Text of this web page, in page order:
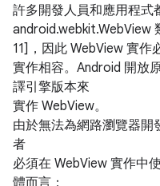
許多開發人員和應用程式
android.webkit.WebView
11]，因此 WebView 實作
實作相容。Android 開放
譯引擎版本來
實作 WebView。
由於無法為網路瀏覽器開
者
必須在 WebView 實作中
體而言：